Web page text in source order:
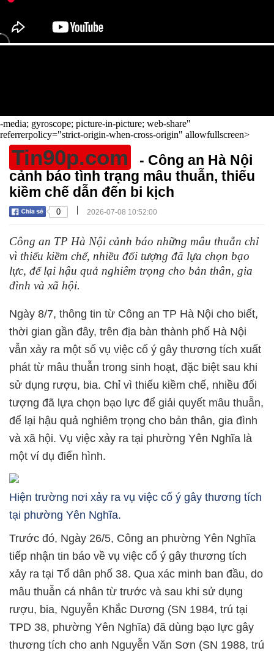
-media; gyroscope; picture-in-picture; web-share"
referrerpolicy="strict-origin-when-cross-origin" allowfullscreen>
Tin90p.com
- Công an Hà Nội
cảnh báo tình trạng mâu thuẫn, thiếu
kiềm chế dẫn đến bi kịch
0 | 2026-07-08 10:52:00
Công an TP Hà Nội cảnh báo những mâu thuẫn chỉ
vì thiếu kiềm chế, nhiều đối tượng đã lựa chọn bạo
lực, để lại hậu quả nghiêm trọng cho bản thân, gia
đình và xã hội.
Ngày 8/7, thông tin từ Công an TP Hà Nội cho biết,
thời gian gần đây, trên địa bàn thành phố Hà Nội
vẫn xảy ra một số vụ việc cố ý gây thương tích xuất
phát từ mâu thuẫn trong sinh hoạt, đặc biệt sau khi
sử dụng rượu, bia. Chỉ vì thiếu kiềm chế, nhiều đối
tượng đã lựa chọn bạo lực để giải quyết mâu thuẫn,
để lại hậu quả nghiêm trọng cho bản thân, gia đình
và xã hội. Vụ việc xảy ra tại phường Yên Nghĩa là
một ví dụ điển hình.
Hiện trường nơi xảy ra vụ việc cố ý gây thương tích
tại phường Yên Nghĩa.
Trước đó, Ngày 26/5, Công an phường Yên Nghĩa
tiếp nhận tin báo về vụ việc cố ý gây thương tích
xảy ra tại Tổ dân phố 38. Qua xác minh ban đầu, do
mâu thuẫn cá nhân từ trước và sau khi sử dụng
rượu, bia, Nguyễn Khắc Dương (SN 1984, trú tại
TPD 38, phường Yên Nghĩa) đã dùng bạo lực gây
thương tích cho anh Nguyễn Văn Sơn (SN 1988, trú